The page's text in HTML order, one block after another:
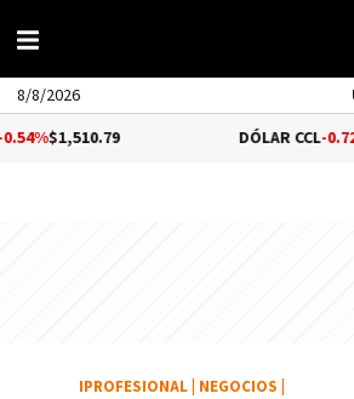
8/8/2026
-0.72%
IPROFESIONAL NEGOCIOS